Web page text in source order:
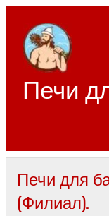
Перейти
содержимому
Печи
Печи для
(Филиал).